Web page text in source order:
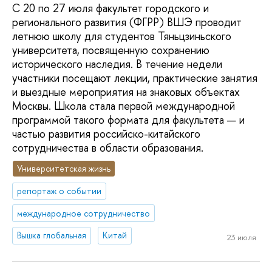
С 20 по 27 июля факультет городского и
регионального развития (ФГРР) ВШЭ проводит
летнюю школу для студентов Тяньцзиньского
университета, посвященную сохранению
исторического наследия. В течение недели
участники посещают лекции, практические занятия
и выездные мероприятия на знаковых объектах
Москвы. Школа стала первой международной
программой такого формата для факультета — и
частью развития российско-китайского
сотрудничества в области образования.
Университетская жизнь
репортаж о событии
международное сотрудничество
Вышка глобальная
Китай 23 июля